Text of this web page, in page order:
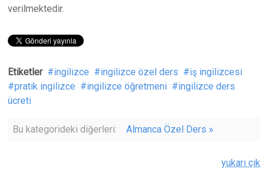
verilmektedir.
Etiketler ingilizce ingilizce özel ders
iş ingilizcesi
pratik ingilizce
ingilizce öğretmeni
ingilizce ders
ücreti
Bu kategorideki diğerleri: Almanca Özel Ders »
yukarı çık